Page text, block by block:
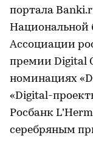
портала
Национальной
Ассоциации
премии Digital
номинациях
«Digital-
Росбанк
серебряным